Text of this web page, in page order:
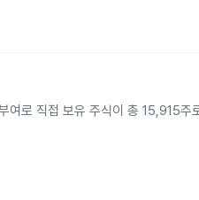
로 직접 보유 주식이 총 15,915주